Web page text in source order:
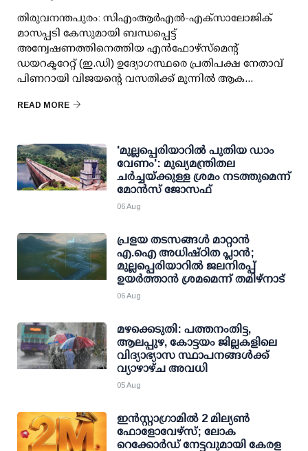
തിരുവനന്തപുരം: സിഎംആര്‍എല്‍-എക്‌സാലോജിക്
മാസപ്പടി കേസുമായി ബന്ധപ്പെട്ട്
അന്വേഷണത്തിനെത്തിയ എന്‍ഫോഴ്സ്മെന്റ്
ഡയറക്ടറേറ്റ് (ഇ.ഡി) ഉദ്യോഗസ്ഥരെ പ്രതിപക്ഷ നേതാവ്
പിണറായി വിജയന്റെ വസതിക്ക് മുന്നില്‍ ആക...
READ MORE
'മുല്ലപ്പെരിയാറില്‍ പുതിയ ഡാം
വേണം': മുഖ്യമന്ത്രിതല
ചര്‍ച്ചയ്ക്കുള്ള ശ്രമം നടത്തുമെന്ന്
മോന്‍സ് ജോസഫ്
06 Aug
പ്രളയ തടസങ്ങള്‍ മാറ്റാന്‍
എ.ഐ അധിഷ്ഠിത പ്ലാന്‍;
മുല്ലപ്പെരിയാറില്‍ ജലനിരപ്പ്
ഉയര്‍ത്താന്‍ ശ്രമമെന്ന് തമിഴ്നാട്
06 Aug
മഴക്കെടുതി: പത്തനംതിട്ട,
ആലപ്പുഴ, കോട്ടയം ജില്ലകളിലെ
വിദ്യാഭ്യാസ സ്ഥാപനങ്ങള്‍ക്ക്
വ്യാഴാഴ്ച അവധി
05 Aug
ഇന്‍സ്റ്റാഗ്രാമില്‍ 2 മില്യണ്‍
ഫോളോവേഴ്സ്; ലോക
റെക്കോര്‍ഡ് നേട്ടവുമായി കേരള